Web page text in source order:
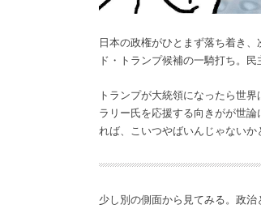
日本の政権がひとまず落ち着き
ド・トランプ候補の一騎打ち。
トランプが大統領になったら世
ラリー氏を応援する向きがが世
れば、こいつやばいんじゃないか
少し別の側面から見てみる。政治